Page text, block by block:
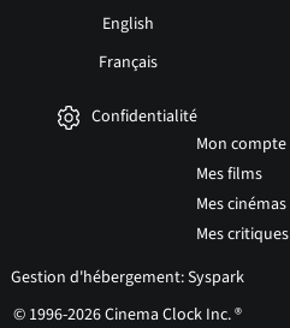
English
Français
Confidentialité
Mon compte
Mes films
Mes cinémas
Mes critiques
Gestion d'hébergement: Syspark
© 1996-2026 Cinema Clock Inc. ®